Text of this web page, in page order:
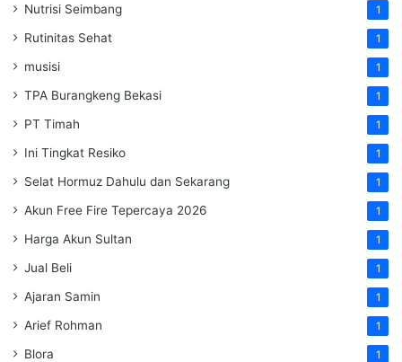
Nutrisi Seimbang 1
Rutinitas Sehat 1
musisi 1
TPA Burangkeng Bekasi 1
PT Timah 1
Ini Tingkat Resiko 1
Selat Hormuz Dahulu dan Sekarang 1
Akun Free Fire Tepercaya 2026 1
Harga Akun Sultan 1
Jual Beli 1
Ajaran Samin 1
Arief Rohman 1
Blora 1